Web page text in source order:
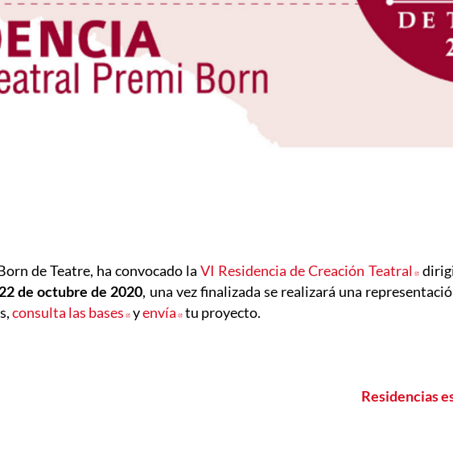
de Teatre, ha convocado laVI Residencia de Creación Teatral Abre
de octubre de 2020, una vez finalizada se realizará una
consulta las bases Abre en nueva ventana
yenvía Abre en nueva ventana
tu proyecto.
Residencias